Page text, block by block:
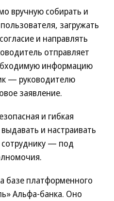
вручную собирать и
загружать
и направлять
отправляет
информацию
— руководителю
заявление.
и гибкая
и настраивать
— под
базе платформенного
Альфа-банка. Оно